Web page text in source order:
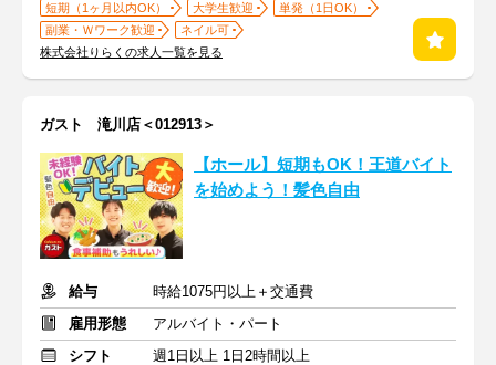
短期（1ヶ月以内OK） 大学生歓迎
単発（1日OK）
副業・Ｗワーク歓迎
ネイル可
株式会社りらくの求人一覧を見る
ガスト 滝川店＜012913＞
【ホール】短期もOK！王道バイト
を始めよう！髪色自由
給与
時給1075円以上＋交通費
雇用形態
アルバイト・パート
シフト
週1日以上 1日2時間以上